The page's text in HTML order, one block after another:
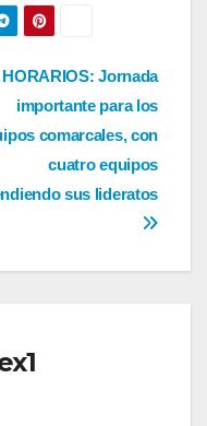
HORARIOS: Jornada
importante para los
comarcales, con
cuatro equipos
sus lideratos